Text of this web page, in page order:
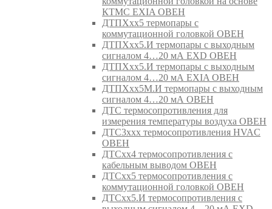
КТМС EXIA ОВЕН
ДТПХхх5 термопары с
коммутационной головкой ОВЕН
ДТПХхх5.И термопары с выходным
сигналом 4…20 мА EXD ОВЕН
ДТПХхх5.И термопары с выходным
сигналом 4…20 мА EXIA ОВЕН
ДТПХхх5М.И термопары с выходным
сигналом 4…20 мА ОВЕН
ДТС термосопротивления для
измерения температуры воздуха ОВЕН
ДТС3ххх термосопротивления HVAC
ОВЕН
ДТСхх4 термосопротивления с
кабельным выводом ОВЕН
ДТСхх5 термосопротивления с
коммутационной головкой ОВЕН
ДТСхх5.И термосопротивления с